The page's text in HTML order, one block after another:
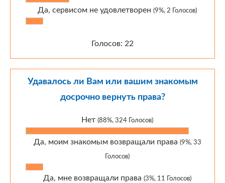
Да, сервисом не удовлетворен (9%, 2 Голосов)
Голосов: 22
Удавалось ли Вам или вашим знакомым
досрочно вернуть права?
Нет (88%, 324 Голосов)
Да, моим знакомым возвращали права (9%, 33
Голосов)
Да, мне возвращали права (3%, 11 Голосов)